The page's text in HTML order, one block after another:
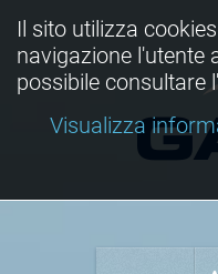
Il sito utilizza
navigazione l'utente
possibile consultare
Visualizza